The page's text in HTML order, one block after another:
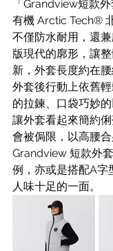
「Grandview短款
有機 Arctic Tech®
不僅防水耐用，還
版現代的廓形，讓
新，外套長度約在
外套後行動上依舊
的拉鍊、口袋巧妙
讓外套看起來簡約
會被侷限，以高腰
Grandview 短款外
例，亦或是搭配A字
人味十足的一面。